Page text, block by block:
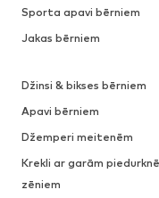
Sporta apavi bērniem
Jakas bērniem
Džinsi & bikses bērniem
Apavi bērniem
Džemperi meitenēm
Krekli ar garām
zēniem